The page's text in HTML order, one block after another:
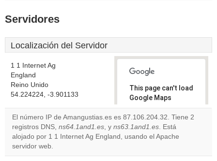
Servidores
Localización del Servidor
1 1 Internet Ag
England
Reino Unido
54.224224, -3.901133
This page can't load
Google Maps
correctly.
Do you
own this
El número IP de Amangustias.es es 87.106.204.32. Tiene 2
registros DNS, ns64.1and1.es, y ns63.1and1.es. Está
alojado por 1 1 Internet Ag England, usando el Apache
servidor web.